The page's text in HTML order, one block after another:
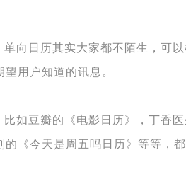
单向日历其实大家都不陌生，可
望用户知道的讯息。
比如豆瓣的《电影日历》，丁香
的《今天是周五吗日历》等等，